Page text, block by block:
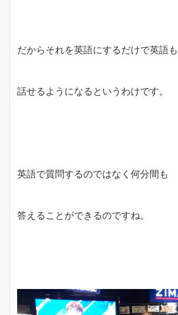
だからそれを英語にするだけで英語も
話せるようになるというわけです。
英語で質問するのではなく何分間も
答えることができるのですね。